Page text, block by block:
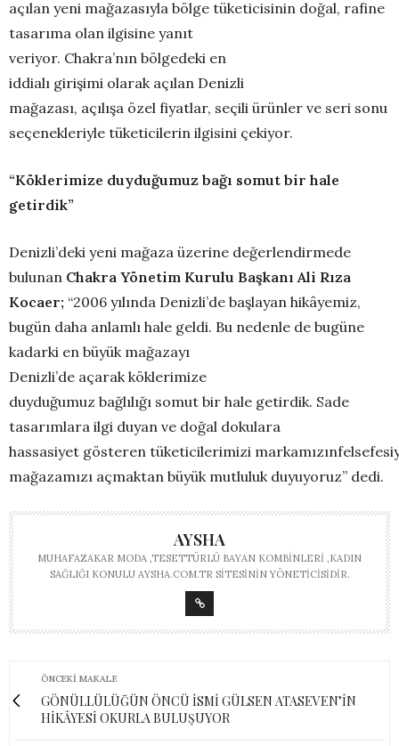
açılan yeni mağazasıyla bölge tüketicisinin doğal, rafine
tasarıma olan ilgisine yanıt
veriyor. Chakra’nın bölgedeki en
iddialı girişimi olarak açılan Denizli
mağazası, açılışa özel fiyatlar, seçili ürünler ve seri sonu
seçenekleriyle tüketicilerin ilgisini çekiyor.
“Köklerimize duyduğumuz bağı somut bir hale
getirdik”
Denizli’deki yeni mağaza üzerine değerlendirmede
bulunan Chakra Yönetim Kurulu Başkanı Ali Rıza
Kocaer; “2006 yılında Denizli’de başlayan hikâyemiz,
bugün daha anlamlı hale geldi. Bu nedenle de bugüne
kadarki en büyük mağazayı
Denizli’de açarak köklerimize
duyduğumuz bağlılığı somut bir hale getirdik. Sade
tasarımlara ilgi duyan ve doğal dokulara
hassasiyet gösteren tüketicilerimizi
mağazamızı açmaktan büyük mutluluk duyuyoruz” dedi.
AYSHA
MUHAFAZAKAR MODA ,TESETTÜRLÜ BAYAN KOMBINLERI ,KADIN
SAĞLIĞI KONULU AYSHA.COM.TR SITESININ YÖNETICISIDIR.
ÖNCEKI MAKALE
GÖNÜLLÜLÜĞÜN ÖNCÜ İSMİ GÜLSEN ATASEVEN’İN
HİKÂYESİ OKURLA BULUŞUYOR